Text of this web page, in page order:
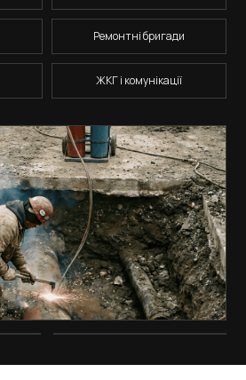
Ремонтні бригади
ЖКГ і комунікації